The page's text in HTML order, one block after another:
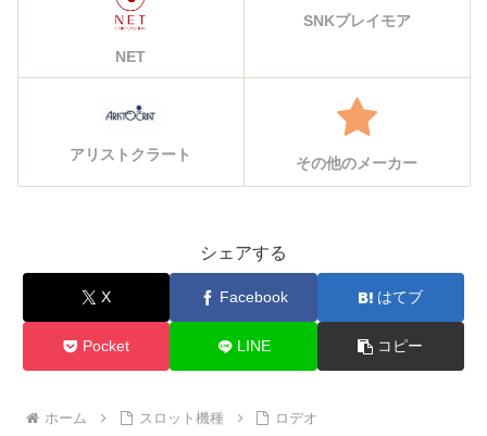
NET
SNKプレイモア
アリストクラート その他のメーカー
シェアする
X Facebook はてブ
Pocket LINE コピー
ホーム スロット機種 ロデオ